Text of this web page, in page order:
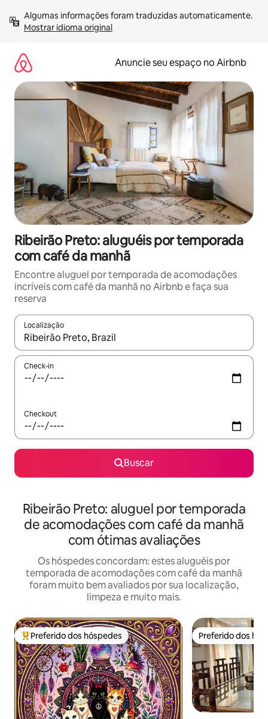
para
Mostrar idioma original
Anuncie seu espaço no Airbnb
Ribeirão Preto: aluguéis por temporada
com café da manhã
Encontre aluguel por temporada de acomodações
incríveis com café da manhã no Airbnb e faça sua
reserva
Localização
Quando os resultados estiverem disponíveis, explore-os
Check-in
Checkout
Buscar
Ribeirão Preto: aluguel por temporada
de acomodações com café da manhã
com ótimas avaliações
Os hóspedes concordam: estes aluguéis por
temporada de acomodações com café da manhã
foram muito bem avaliados por sua localização,
limpeza e muito mais.
Entre os melhores preferidos dos hóspedes
Preferido dos hóspedes Preferido dos
Preferido dos